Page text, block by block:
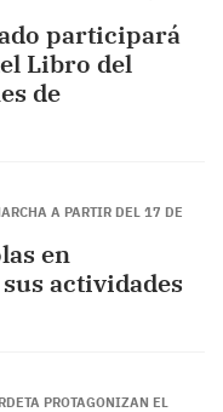
participará
Libro del
de
A PARTIR DEL 17 DE
en
actividades
PROTAGONIZAN EL